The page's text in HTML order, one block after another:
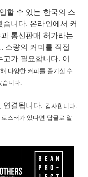
할 수 있는 한국의 스
니다. 온라인에서 커
통신판매 허가라는
소량의 커피를 직접
가 필요합니다. 이
다양한 커피를 즐기실 수
습니다.
연결됩니다. 감사합니다.
스터가 있다면 답글로 알